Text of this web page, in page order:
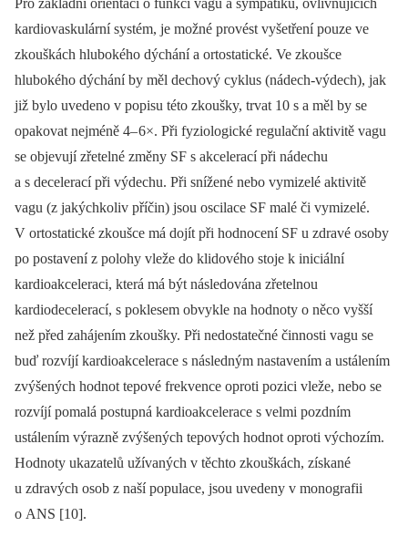
Pro základní orientaci o funkci vagu a sympatiku, ovlivňujících
kardiovaskulární systém, je možné provést vyšetření pouze ve
zkouškách hlubokého dýchání a ortostatické. Ve zkoušce
hlubokého dýchání by měl dechový cyklus (nádech-výdech), jak
již bylo uvedeno v popisu této zkoušky, trvat 10 s a měl by se
opakovat nejméně 4–6×. Při fyziologické regulační aktivitě vagu
se objevují zřetelné změny SF s akcelerací při nádechu
a s decelerací při výdechu. Při snížené nebo vymizelé aktivitě
vagu (z jakýchkoliv příčin) jsou oscilace SF malé či vymizelé.
V ortostatické zkoušce má dojít při hodnocení SF u zdravé osoby
po postavení z polohy vleže do klidového stoje k iniciální
kardioakceleraci, která má být následována zřetelnou
kardiodecelerací, s poklesem obvykle na hodnoty o něco vyšší
než před zahájením zkoušky. Při nedostatečné čin­nosti vagu se
buď rozvíjí kardioakcelerace s následným nastavením a ustálením
zvýšených hodnot tepové frekvence oproti pozici vleže, nebo se
rozvíjí pomalá postupná kardioakcelerace s velmi pozdním
ustálením výrazně zvýšených tepových hodnot oproti výchozím.
Hodnoty ukazatelů užívaných v těchto zkouškách, získané
u zdravých osob z naší populace, jsou uvedeny v monografii
o ANS [10].